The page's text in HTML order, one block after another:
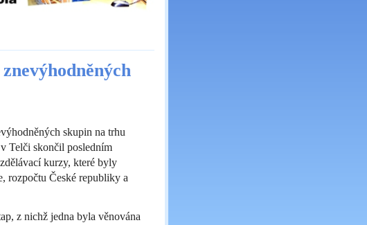
skupin na trhu
Telči skončil posledním
kurzy, které byly
rozpočtu České republiky a
z nichž jedna byla věnována